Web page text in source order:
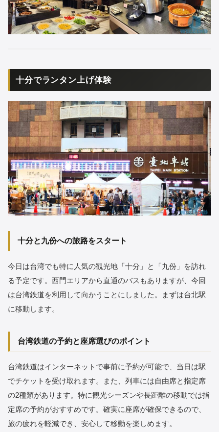
十分でランタン上げ体験
十分と九份への旅路をスタート
今日は台湾でも特に人気の観光地「十分」と「九份」を訪れ
る予定です。西門エリアから直通のバスもありますが、今回
は台湾鉄道を利用して向かうことにしました。まずは台北駅
に移動します。
台湾鉄道の予約と座席選びのポイント
台湾鉄道はインターネットで事前に予約が可能で、当日は駅
でチケットを受け取れます。また、列車には自由席と指定席
の2種類があります。特に観光シーズンや長距離の移動では指
定席の予約がおすすめです。確実に座席が確保できるので、
旅の疲れを軽減でき、安心して移動を楽しめます。